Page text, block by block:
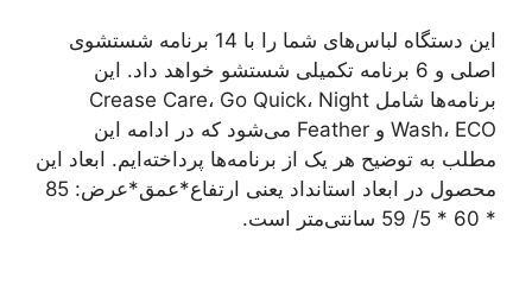
این دستگاه لباس‌های شما را با 14 برنامه شستشوی
اصلی و 6 برنامه تکمیلی شستشو خواهد داد. این
برنامه‌ها شامل Crease Care، Go Quick، Night
Wash، ECO و Feather می‌شود که در ادامه این
مطلب به توضیح هر یک از برنامه‌ها پرداخته‌ایم. ابعاد این
محصول در ابعاد استانداد یعنی ارتفاع*عمق*عرض: 85
* 60 * 5/ 59 سانتی‌متر است.